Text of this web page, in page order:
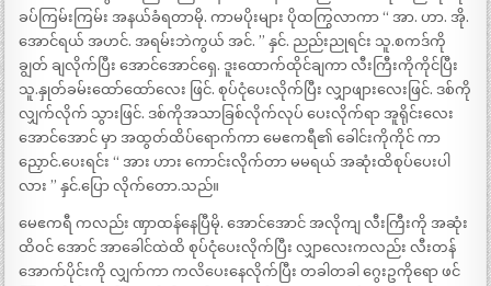
ခပ်ကြမ်းကြမ်း အနယ်ခံရတာမို. ကာမပိုးများ ပိုထကြွလာကာ “ အာ. ဟာ. အို.
အောင်ရယ် အဟင်. အရမ်းဘဲကွယ် အင်. ” နှင်. ညည်းညုရင်း သူ.စကဒ်ကို
ချွတ် ချလိုက်ပြီး အောင်အောင်ရှေ. ဒူးထောက်ထိုင်ချကာ လီးကြီးကိုကိုင်ပြီး
သူ.နှုတ်ခမ်းထော်ထော်လေး ဖြင်. စုပ်ငုံပေးလိုက်ပြီး လျှာဖျားလေးဖြင်. ဒစ်ကို
လျှက်လိုက် သွားဖြင်. ဒစ်ကိုအသာခြစ်လိုက်လုပ် ပေးလိုက်ရာ အူရိုင်းလေး
အောင်အောင် မှာ အထွတ်ထိပ်ရောက်ကာ မေဧကရီ၏ ခေါင်းကိုကိုင် ကာ
ညှောင်.ပေးရင်း “ အား ဟား ကောင်းလိုက်တာ မမရယ် အဆုံးထိစုပ်ပေးပါ
လား ” နှင်.ပြော လိုက်တော.သည်။
မေဧကရီ ကလည်း ဏှာထန်နေပြီမို. အောင်အောင် အလိုကျ လီးကြီးကို အဆုံး
ထိဝင် အောင် အာခေါင်ထဲထိ စုပ်ငုံပေးလိုက်ပြီး လျှာလေးကလည်း လီးတန်
အောက်ပိုင်းကို လျှက်ကာ ကလိပေးနေလိုက်ပြီး တခါတခါ ဂွေးဥကိုရော ဖင်